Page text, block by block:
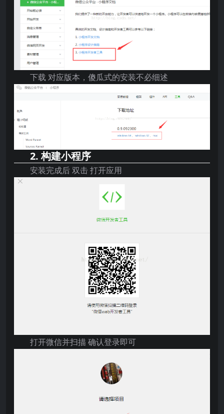
下载 对应版本，傻瓜式的安装不必细述
2. 构建小程序
安装完成后 双击 打开应用
打开微信并扫描 确认登录即可